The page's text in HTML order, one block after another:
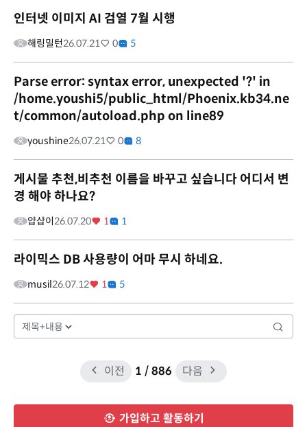
인터넷 이미지 AI 검열 7월 시행
해링밀턴26.07.21 0 5
Parse error: syntax error, unexpected '?' in
/home.youshi5/public_html/Phoenix.kb34.ne
t/common/autoload.php on line89
youshine26.07.21 0 8
게시물 추천,비추천 이름을 바꾸고 싶습니다 어디서 변
경 해야 하나요?
얍샵이26.07.20 1 1
라이믹스 DB 사용량이 어마 무시 하네요.
musil26.07.12 1 5
이전 1 / 886 다음
가입하고 활동하기